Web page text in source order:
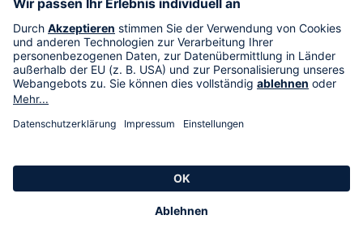
Im TV
HSE International